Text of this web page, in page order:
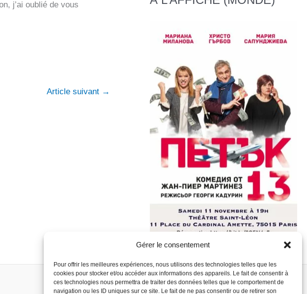
Gérer le consentement
Pour offrir les meilleures expériences, nous utilisons des technologies telles que les
cookies pour stocker et/ou accéder aux informations des appareils. Le fait de consentir à
ces technologies nous permettra de traiter des données telles que le comportement de
navigation ou les ID uniques sur ce site. Le fait de ne pas consentir ou de retirer son
j’ai oublié de vous
Article suivant →